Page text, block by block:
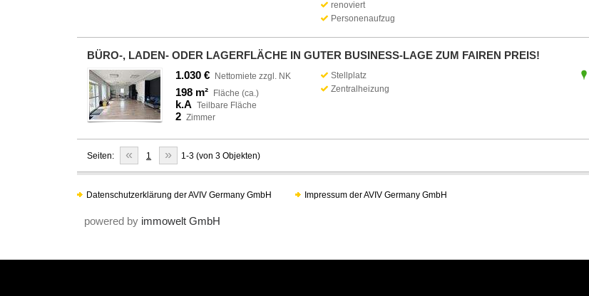
renoviert
Personenaufzug
BÜRO-, LADEN- ODER LAGERFLÄCHE IN GUTER BUSINESS-LAGE ZUM FAIREN PREIS!
1.030 €
Nettomiete zzgl. NK
198 m² Fläche (ca.)
k.A Teilbare Fläche
2 Zimmer
Stellplatz
Zentralheizung
Seiten: « 1 » 1-3 (von 3 Objekten)
Datenschutzerklärung der AVIV Germany GmbH Impressum der AVIV Germany GmbH
powered by immowelt GmbH